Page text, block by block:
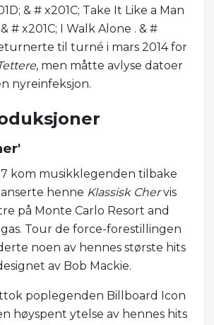
& # x201C; Take It Like a Man
# x201C; I Walk Alone . & #
til turné i mars 2014 for
, men måtte avlyse datoer
nyreinfeksjon.
kom musikklegenden tilbake
henne Klassisk Chervis
på Monte Carlo Resort and
Tour de force-forestillingen
noen av hennes største hits
av Bob Mackie.
poplegenden Billboard Icon
høyspent ytelse av hennes hits